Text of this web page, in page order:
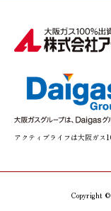
アクティブライフは大阪ガス
Copyright